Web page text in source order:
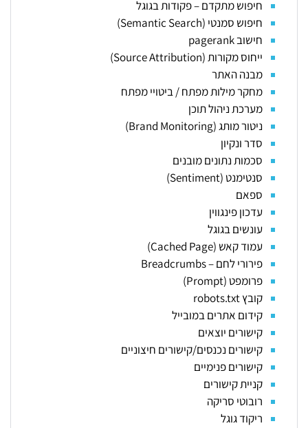
חיפוש מתקדם – פקודות בגוגל
חיפוש סמנטי (Semantic Search)
חישוב pagerank
ייחוס מקורות (Source Attribution)
מבנה האתר
מחקר מילות מפתח / ביטויי מפתח
מערכת ניהול תוכן
ניטור מותג (Brand Monitoring)
סדר ונקיון
סכמות נתונים מובנים
סנטימנט (Sentiment)
ספאם
עדכון פינגווין
עונשים בגוגל
עמוד קאש (Cached Page)
פירורי לחם – Breadcrumbs
פרומפט (Prompt)
קובץ robots.txt
קידום אתרים במובייל
קישורים יוצאים
קישורים נכנסים/קישורים חיצוניים
קישורים פנימיים
קניית קישורים
רובוטי סריקה
ריקוד גוגל